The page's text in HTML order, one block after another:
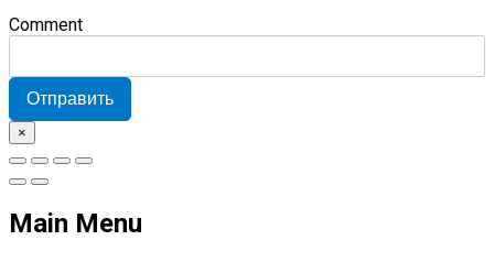
Comment
Отправить
×
Main Menu